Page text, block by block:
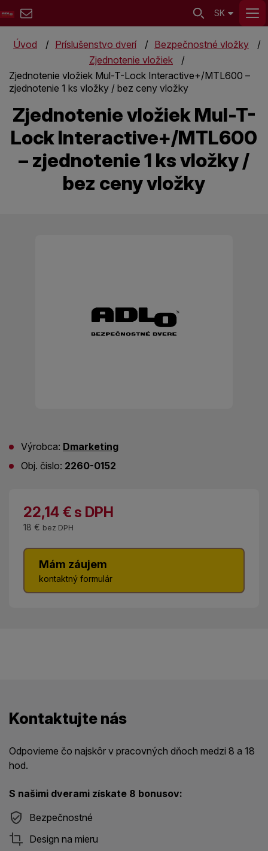
SK
Úvod Príslušenstvo dverí
Bezpečnostné vložky
Zjednotenie vložiek
Zjednotenie vložiek Mul-T-Lock Interactive+/MTL600 –
zjednotenie 1 ks vložky / bez ceny vložky
Zjednotenie vložiek Mul-T-
Lock Interactive+/MTL600
– zjednotenie 1 ks vložky /
bez ceny vložky
22,14 € s DPH
18 € bez DPH
Mám záujem
kontaktný formulár
Výrobca: Dmarketing
Obj. čislo: 2260-0152
Kontaktujte nás
Odpovieme čo najskôr v pracovných dňoch medzi 8 a 18
hod.
S našimi dverami získate 8 bonusov:
Bezpečnostné
Design na mieru